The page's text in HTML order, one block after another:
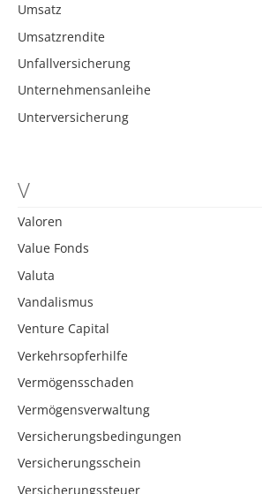
Umsatz
Umsatzrendite
Unfallversicherung
Unternehmensanleihe
Unterversicherung
V
Valoren
Value Fonds
Valuta
Vandalismus
Venture Capital
Verkehrsopferhilfe
Vermögensschaden
Vermögensverwaltung
Versicherungsbedingungen
Versicherungsschein
Versicherungssteuer